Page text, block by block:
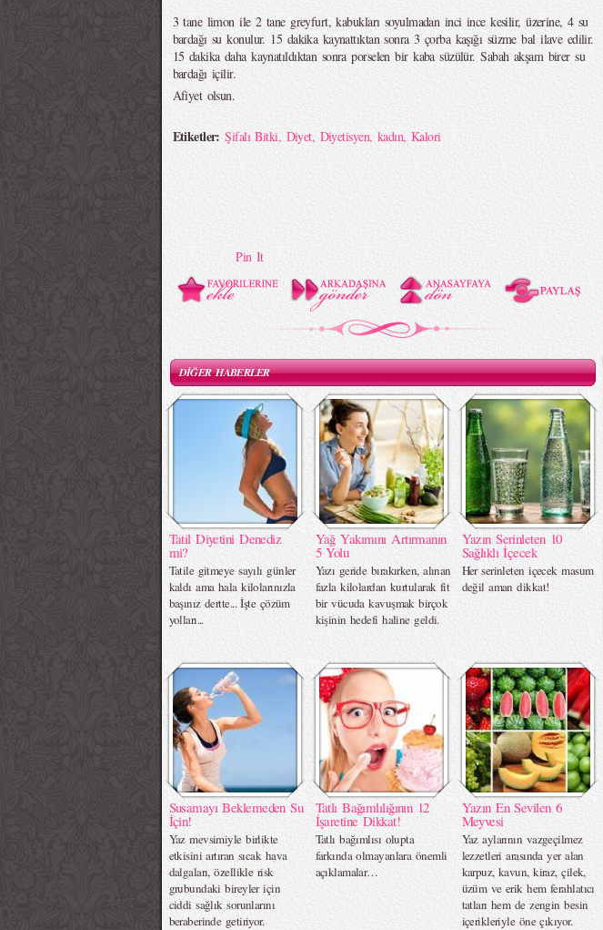
3 tane limon ile 2 tane greyfurt, kabukları soyulmadan inci ince kesilir, üzerine, 4 su
bardağı su konulur. 15 dakika kaynattıktan sonra 3 çorba kaşığı süzme bal ilave edilir.
15 dakika daha kaynatıldıktan sonra porselen bir kaba süzülür. Sabah akşam birer su
bardağı içilir.
Afiyet olsun.
Etiketler:Şifalı Bitki, Diyet, Diyetisyen, kadın, Kalori
Pin It
DİĞER HABERLER
Tatil Diyetini Denediz
mi?
Tatile gitmeye sayılı günler
kaldı ama hala kilolarınızla
başınız dertte... İşte çözüm
yolları...
Yağ Yakımını Artırmanın
5 Yolu
Yazı geride bırakırken, alınan
fazla kilolardan kurtularak fit
bir vücuda kavuşmak birçok
kişinin hedefi haline geldi.
Yazın Serinleten 10
Sağlıklı İçecek
Her serinleten içecek masum
değil aman dikkat!
Susamayı Beklemeden Su
İçin!
Yaz mevsimiyle birlikte
etkisini artıran sıcak hava
dalgaları, özellikle risk
grubundaki bireyler için
ciddi sağlık sorunlarını
beraberinde getiriyor.
Tatlı Bağımlılığının 12
İşaretine Dikkat!
Tatlı bağımlısı olupta
farkında olmayanlara önemli
açıklamalar…
Yazın En Sevilen 6
Meyvesi
Yaz aylarının vazgeçilmez
lezzetleri arasında yer alan
karpuz, kavun, kiraz, çilek,
üzüm ve erik hem ferahlatıcı
tatları hem de zengin besin
içerikleriyle öne çıkıyor.